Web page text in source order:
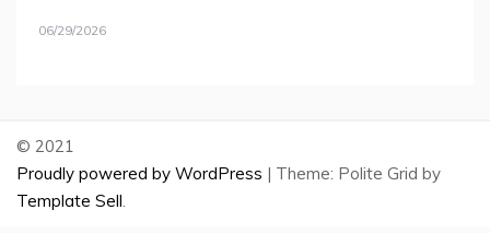
06/29/2026
© 2021
Proudly powered by WordPress | Theme: Polite Grid by
Template Sell.